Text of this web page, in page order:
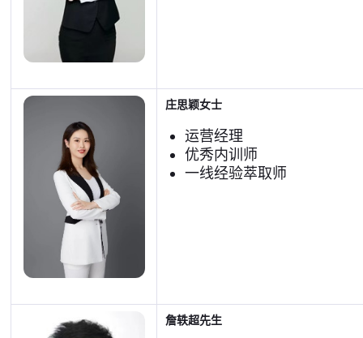
庄思颖女士
运营经理
优秀内训师
一线经验萃取师
詹轶超先生